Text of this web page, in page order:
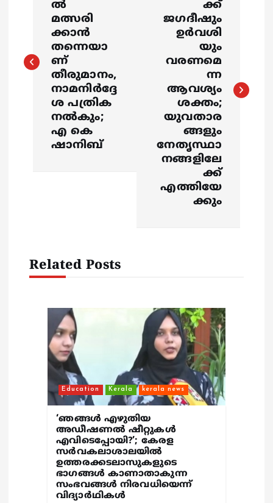
t
t
ൽ
മത്സരി
ക്കാൻ
തന്നെയാ
ണ്
തീരുമാനം,
നാമനിർദ്ദേ
ശ പത്രിക
നൽകും;
എ കെ
ഷാനിബ്
ക്ക്
ജഗദീഷും
ഉര്‍വശി
യും
വരണമെ
ന്ന
ആവശ്യം
ശക്തം;
യുവതാര
ങ്ങളും
നേതൃസ്ഥാ
നങ്ങളിലേ
ക്ക്
എത്തിയേ
ക്കും
Related Posts
Education Kerala kerala news
‘ഞങ്ങള്‍ എഴുതിയ
അഡീഷണല്‍ ഷീറ്റുകള്‍
എവിടെപ്പോയി?’; കേരള
സര്‍വകലാശാലയില്‍
ഉത്തരക്കടലാസുകളുടെ
ഭാഗങ്ങള്‍ കാണാതാകുന്ന
സംഭവങ്ങള്‍ നിരവധിയെന്ന്
വിദ്യാര്‍ഥികള്‍